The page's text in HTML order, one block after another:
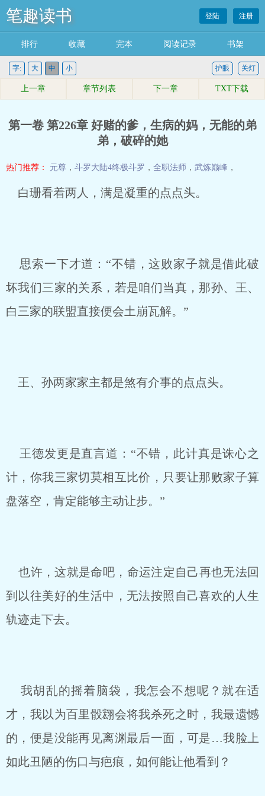
笔趣读书 登陆 注册
排行 收藏 完本 阅读记录 书架
字: 大 中 小 关灯
护眼
上一章 章节列表 下一章 TXT下载
第一卷 第226章 好赌的爹，生病的妈，无能的弟
弟，破碎的她
热门推荐： 元尊 ， 斗罗大陆4终极斗罗 ， 全职法师 ， 武炼巅峰 ，
白珊看着两人，满是凝重的点点头。
思索一下才道：“不错，这败家子就是借此破
坏我们三家的关系，若是咱们当真，那孙、王、
白三家的联盟直接便会土崩瓦解。”
王、孙两家家主都是煞有介事的点点头。
王德发更是直言道：“不错，此计真是诛心之
计，你我三家切莫相互比价，只要让那败家子算
盘落空，肯定能够主动让步。”
也许，这就是命吧，命运注定自己再也无法回
到以往美好的生活中，无法按照自己喜欢的人生
轨迹走下去。
我胡乱的摇着脑袋，我怎会不想呢？就在适
才，我以为百里骰翝会将我杀死之时，我最遗憾
的，便是没能再见离渊最后一面，可是…我脸上
如此丑陋的伤口与疤痕，如何能让他看到？